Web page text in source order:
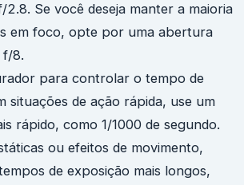
2.8. Se você deseja manter a maioria
em foco, opte por uma abertura
f/8.
para controlar o tempo de
situações de ação rápida, use um
rápido, como 1/1000 de segundo.
ou efeitos de movimento,
de exposição mais longos,